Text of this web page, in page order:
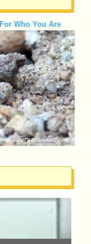
Who You Are